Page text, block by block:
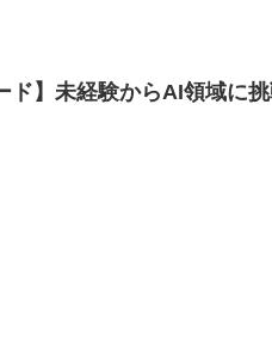
ド】未経験からAI領域に